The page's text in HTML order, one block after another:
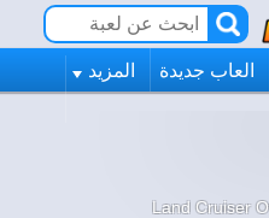
العاب جديدة المزيد
Land Cruiser